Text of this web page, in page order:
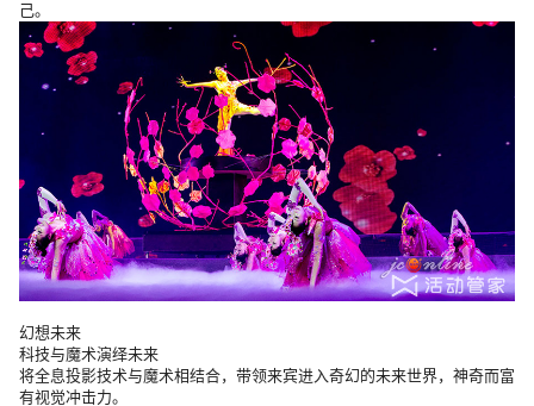
己。
幻想未来
科技与魔术演绎未来
将全息投影技术与魔术相结合，带领来宾进入奇幻的未来世界，神奇而富
有视觉冲击力。